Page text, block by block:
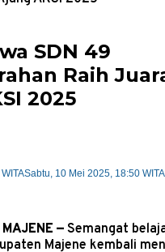
SDN 49
Raih
2025
Sabtu, 10 Mei 2025, 18:50 WITA
— Semangat
Majene kembali